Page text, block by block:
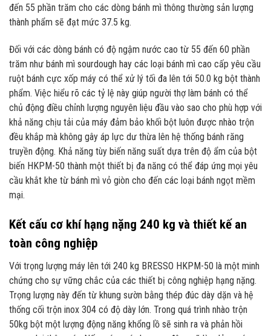
đến 55 phần trăm cho các dòng bánh mì thông thường sản lượng
thành phẩm sẽ đạt mức 37.5 kg.
Đối với các dòng bánh có độ ngậm nước cao từ 55 đến 60 phần
trăm như bánh mì sourdough hay các loại bánh mì cao cấp yêu cầu
ruột bánh cực xốp máy có thể xử lý tối đa lên tới 50.0 kg bột thành
phẩm. Việc hiểu rõ các tỷ lệ này giúp người thợ làm bánh có thể
chủ động điều chỉnh lượng nguyên liệu đầu vào sao cho phù hợp với
khả năng chịu tải của máy đảm bảo khối bột luôn được nhào trộn
đều khắp mà không gây áp lực dư thừa lên hệ thống bánh răng
truyền động. Khả năng tùy biến năng suất dựa trên độ ẩm của bột
biến HKPM-50 thành một thiết bị đa năng có thể đáp ứng mọi yêu
cầu khắt khe từ bánh mì vỏ giòn cho đến các loại bánh ngọt mềm
mại.
Kết cấu cơ khí hạng nặng 240 kg và thiết kế an
toàn công nghiệp
Với trọng lượng máy lên tới 240 kg BRESSO HKPM-50 là một minh
chứng cho sự vững chắc của các thiết bị công nghiệp hạng nặng.
Trọng lượng này đến từ khung sườn bằng thép đúc dày dặn và hệ
thống cối trộn inox 304 có độ dày lớn. Trong quá trình nhào trộn
50kg bột một lượng động năng khổng lồ sẽ sinh ra và phản hồi